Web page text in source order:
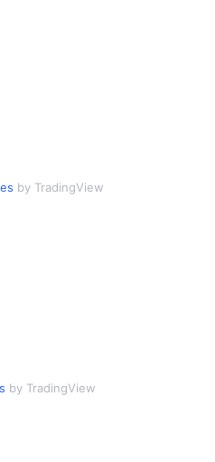
by TradingView
by TradingView